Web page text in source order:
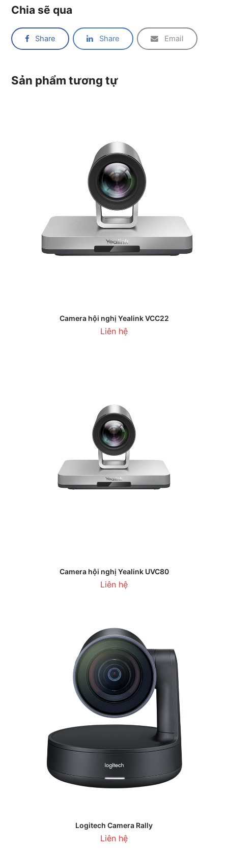
Chia sẽ qua
Share Share Email
Sản phẩm tương tự
Camera hội nghị Yealink VCC22
Liên hệ
Camera hội nghị Yealink UVC80
Liên hệ
Logitech Camera Rally
Liên hệ